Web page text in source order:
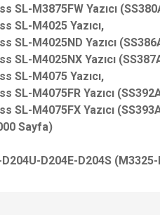
SL-M3875FW Yazıcı
SL-M4025 Yazıcı,
SL-M4025ND Yazıcı
SL-M4025NX Yazıcı
SL-M4075 Yazıcı,
SL-M4075FR Yazıcı
SL-M4075FX Yazıcı
Sayfa)
D204E-D204S